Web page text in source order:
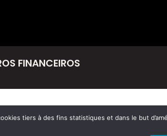
FINANCEIROS
tiers à des fins statistiques et dans le but